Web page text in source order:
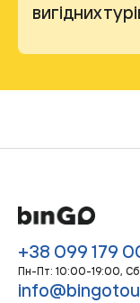
вигідних
+38 099 179
Пн-Пт: 10:00-19:00,